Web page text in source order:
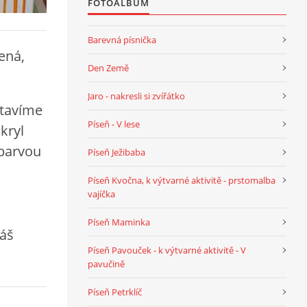
Barevná písnička
Den Země
Jaro - nakresli si zvířátko
Píseň - V lese
Píseň Ježibaba
Píseň Kvočna, k výtvarné aktivitě - prstomalba
vajíčka
Píseň Maminka
Píseň Pavouček - k výtvarné aktivitě - V
pavučině
Píseň Petrklíč